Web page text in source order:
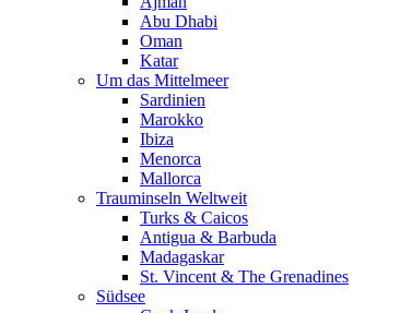
Abu Dhabi
Oman
Katar
Um das Mittelmeer
Sardinien
Marokko
Ibiza
Menorca
Mallorca
Trauminseln Weltweit
Turks & Caicos
Antigua & Barbuda
Madagaskar
St. Vincent & The Grenadines
Südsee